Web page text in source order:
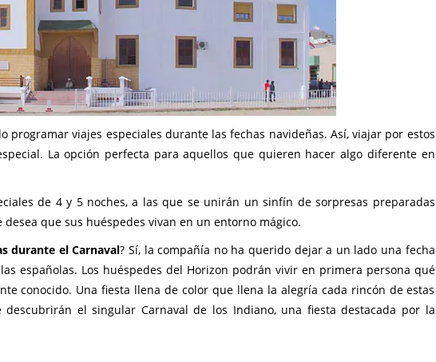
programar viajes especiales durante las fechas navideñas. Así, viajar por estos
La opción perfecta para aquellos que quieren hacer algo diferente en
de 4 y 5 noches, a las que se unirán un sinfín de sorpresas preparadas
que sus huéspedes vivan en un entorno mágico.
durante el Carnaval? Sí, la compañía no ha querido dejar a un lado una fecha
españolas. Los huéspedes del Horizon podrán vivir en primera persona qué
conocido. Una fiesta llena de color que llena la alegría cada rincón de estas
el singular Carnaval de los Indiano, una fiesta destacada por la